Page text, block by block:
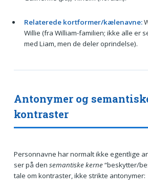
Relaterede kortformer/kælenavne:
Willie (fra William-familien; ikke alle er
med Liam, men de deler oprindelse).
Antonymer og
kontraster
Personnavne har normalt ikke egentlige
ser på den semantiske kerne“beskytter/
tale om kontraster, ikke strikte antonymer: